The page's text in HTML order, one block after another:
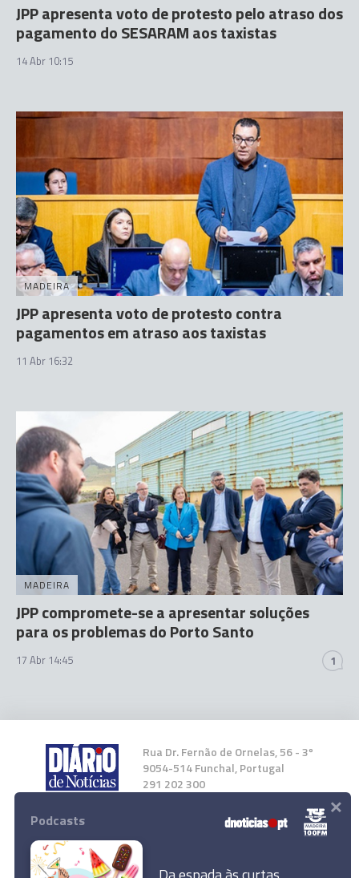
JPP apresenta voto de protesto pelo atraso dos
pagamento do SESARAM aos taxistas
14 Abr 10:15
MADEIRA
JPP apresenta voto de protesto contra
pagamentos em atraso aos taxistas
11 Abr 16:32
MADEIRA
JPP compromete-se a apresentar soluções
para os problemas do Porto Santo
17 Abr 14:45 1
Rua Dr. Fernão de Ornelas, 56 - 3º
9054-514 Funchal, Portugal
291 202 300
Instale a nossa App
Podcasts ×